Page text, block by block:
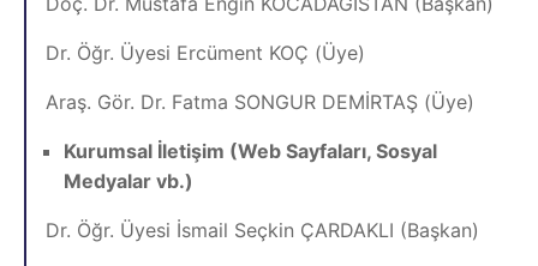
Dr. Öğr. Üyesi Ercüment KOÇ (Üye)
Araş. Gör. Dr. Fatma SONGUR DEMİRTAŞ (Üye)
Kurumsal İletişim (Web Sayfaları, Sosyal
Medyalar vb.)
Dr. Öğr. Üyesi İsmail Seçkin ÇARDAKLI (Başkan)